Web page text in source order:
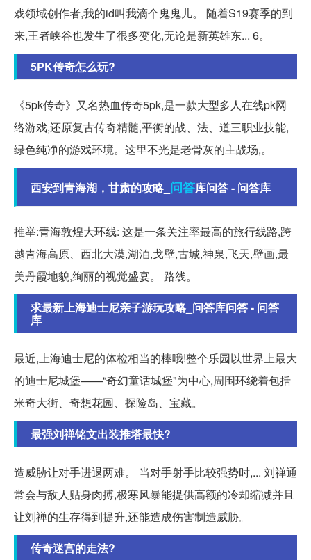
戏领域创作者,我的id叫我滴个鬼鬼儿。 随着S19赛季的到
来,王者峡谷也发生了很多变化,无论是新英雄东... 6。
5PK传奇怎么玩?
《5pk传奇》又名热血传奇5pk,是一款大型多人在线pk网
络游戏,还原复古传奇精髓,平衡的战、法、道三职业技能,
绿色纯净的游戏环境。这里不光是老骨灰的主战场,。
西安到青海湖，甘肃的攻略_ 问答库问答 - 问答库
推举:青海敦煌大环线: 这是一条关注率最高的旅行线路,跨
越青海高原、西北大漠,湖泊,戈壁,古城,神泉,飞天,壁画,最
美丹霞地貌,绚丽的视觉盛宴。 路线。
求最新上海迪士尼亲子游玩攻略_问答库问答 - 问答
库
最近,上海迪士尼的体检相当的棒哦!整个乐园以世界上最大
的迪士尼城堡——“奇幻童话城堡"为中心,周围环绕着包括
米奇大街、奇想花园、探险岛、宝藏。
最强刘禅铭文出装推塔最快?
造威胁让对手进退两难。 当对手射手比较强势时,... 刘禅通
常会与敌人贴身肉搏,极寒风暴能提供高额的冷却缩减并且
让刘禅的生存得到提升,还能造成伤害制造威胁。
传奇迷宫的走法?